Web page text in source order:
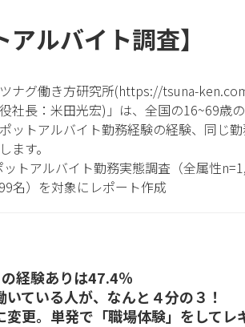
アルバイト調査】
ナグ働き方研究所(https://tsuna-
社長：米田光宏)」は、全国の16~69歳
ットアルバイト勤務経験の経験、同じ
ます。
アルバイト勤務実態調査（全属性
名）を対象にレポート作成
経験ありは47.4％
ている人が、なんと４分の３！
変更。単発で「職場体験」をして